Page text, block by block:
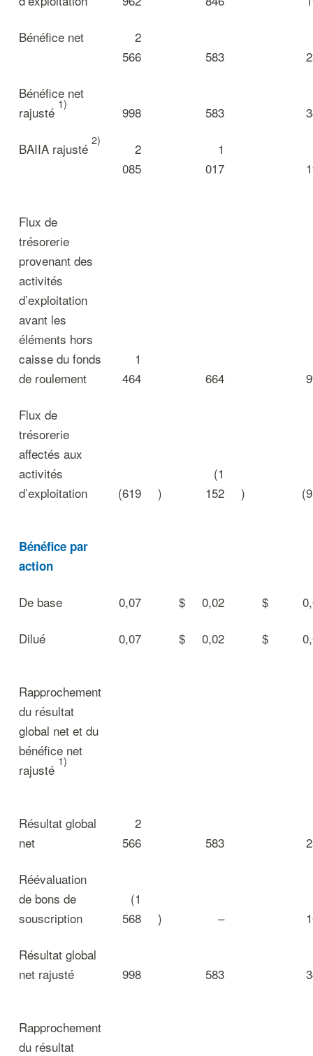
Bénéfice net
2
566
583
Bénéfice net
rajusté
1)
998 583
BAIIA rajusté
2)
2
085
1
017
Flux de
trésorerie
provenant des
activités
d’exploitation
avant les
éléments hors
caisse du fonds
de roulement
1
464
664
Flux de
trésorerie
affectés aux
activités
d’exploitation
(619 )
(1
152
)
Bénéfice par
action
De base 0,07 $ 0,02 $
Dilué 0,07 $ 0,02 $
Rapprochement
du résultat
global net et du
bénéfice net
rajusté
1)
Résultat global
net
2
566
583
Réévaluation
de bons de
souscription
(1
568
) –
Résultat global
net rajusté
998 583
Rapprochement
du résultat